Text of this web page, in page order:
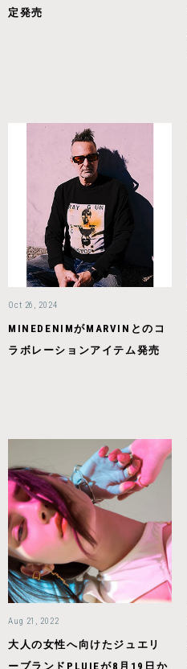
定発売
Oct 26, 2024
MINEDENIMがMARVINとのコ
ラボレーションアイテム発売
Aug 21, 2022
大人の女性へ向けたジュエリ
ーブランドPLUIEが8月19日か